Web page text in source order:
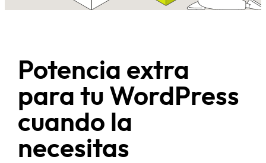
Potencia extra
para tu WordPress
cuando la
necesitas